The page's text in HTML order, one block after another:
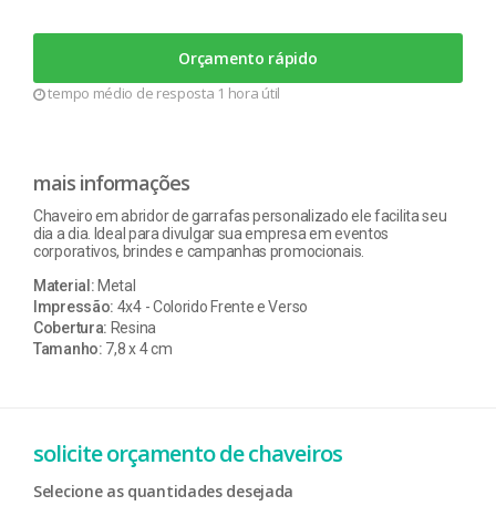
Orçamento rápido
tempo médio de resposta 1 hora útil
mais informações
Chaveiro em abridor de garrafas personalizado ele facilita seu
dia a dia. Ideal para divulgar sua empresa em eventos
corporativos, brindes e campanhas promocionais.
Material: Metal
Impressão: 4x4 - Colorido Frente e Verso
Cobertura: Resina
Tamanho: 7,8 x 4 cm
solicite orçamento de chaveiros
Selecione as quantidades desejada